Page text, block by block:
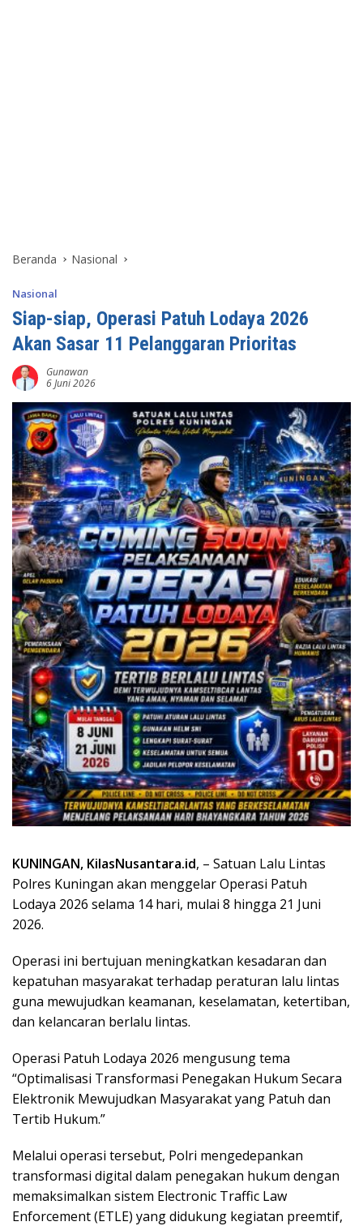
Beranda Nasional
Nasional
Siap-siap, Operasi Patuh Lodaya 2026
Akan Sasar 11 Pelanggaran Prioritas
Gunawan
6 Juni 2026
KUNINGAN, KilasNusantara.id, – Satuan Lalu Lintas
Polres Kuningan akan menggelar Operasi Patuh
Lodaya 2026 selama 14 hari, mulai 8 hingga 21 Juni
2026.
Operasi ini bertujuan meningkatkan kesadaran dan
kepatuhan masyarakat terhadap peraturan lalu lintas
guna mewujudkan keamanan, keselamatan, ketertiban,
dan kelancaran berlalu lintas.
Operasi Patuh Lodaya 2026 mengusung tema
“Optimalisasi Transformasi Penegakan Hukum Secara
Elektronik Mewujudkan Masyarakat yang Patuh dan
Tertib Hukum.”
Melalui operasi tersebut, Polri mengedepankan
transformasi digital dalam penegakan hukum dengan
memaksimalkan sistem Electronic Traffic Law
Enforcement (ETLE) yang didukung kegiatan preemtif,